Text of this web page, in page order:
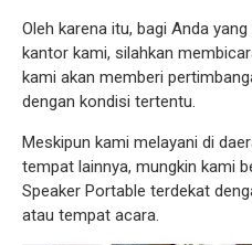
Oleh karena itu, bagi Anda
kantor kami, silahkan
kami akan memberi
dengan kondisi tertentu.
Meskipun kami melayani di
tempat lainnya, mungkin kami
Speaker Portable terdekat
atau tempat acara.